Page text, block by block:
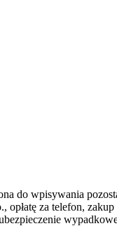
do wpisywania
opłatę za telefon,